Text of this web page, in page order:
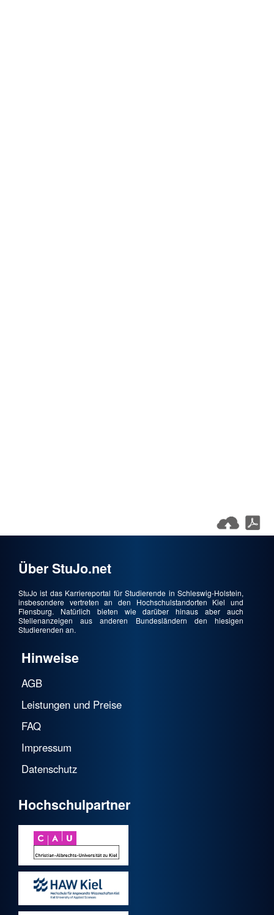
Über StuJo.net
StuJo ist das Karriereportal für Studierende in Schleswig-Holstein,
insbesondere vertreten an den Hochschulstandorten Kiel und
Flensburg. Natürlich bieten wie darüber hinaus aber auch
Stellenanzeigen aus anderen Bundesländern den hiesigen
Studierenden an.
Hinweise
AGB
Leistungen und Preise
FAQ
Impressum
Datenschutz
Hochschulpartner